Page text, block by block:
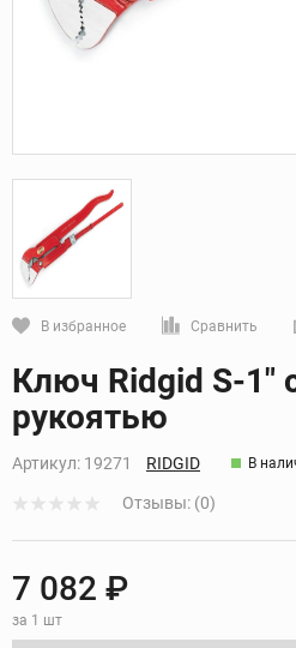
В избранное Сравнить
Кликните, чтобы скопировать прямую
Ключ Ridgid S-1"
рукоятью
Артикул: 19271 RIDGID В
Отзывы: (0)
7 082 ₽
за 1 шт